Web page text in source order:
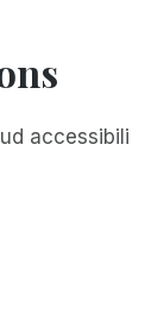
accessibili